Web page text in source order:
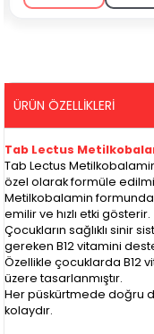
ÜRÜN ÖZELLIKLERI
Tab Lectus
Tab Lectus
özel olarak formüle
Metilkobalamin
emilir ve hızlı etki gösterir.
Çocukların sağlıklı sinir
gereken B12 vitamini
Özellikle çocuklarda B12
üzere tasarlanmıştır.
Her püskürtmede doğru
kolaydır.